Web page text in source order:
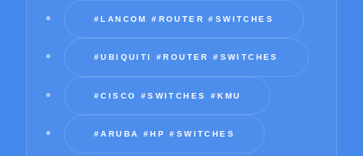
#LANCOM #ROUTER #SWITCHES
#UBIQUITI #ROUTER #SWITCHES
#CISCO #SWITCHES #KMU
#ARUBA #HP #SWITCHES